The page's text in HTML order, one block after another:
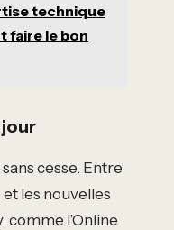
technique
faire le bon
cesse. Entre
et les nouvelles
l’Online